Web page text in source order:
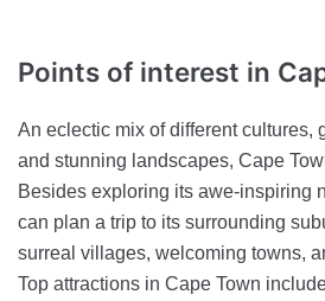
Points of interest in
An eclectic mix of different cultures,
and stunning landscapes, Cape
Besides exploring its awe-inspiring
can plan a trip to its surrounding
surreal villages, welcoming towns,
Top attractions in Cape Town